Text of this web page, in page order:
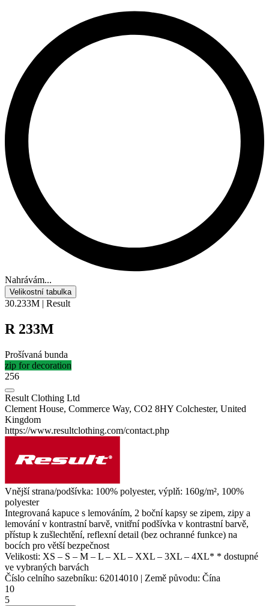
Nahrávám...
Velikostní tabulka
30.233M | Result
R 233M
Prošívaná bunda
zip for decoration
256
Result Clothing Ltd
Clement House, Commerce Way, CO2 8HY Colchester, United
Kingdom
https://www.resultclothing.com/contact.php
Vnější strana/podšívka: 100% polyester, výplň: 160g/m², 100%
polyester
Integrovaná kapuce s lemováním, 2 boční kapsy se zipem, zipy a
lemování v kontrastní barvě, vnitřní podšívka v kontrastní barvě,
přístup k zušlechtění, reflexní detail (bez ochranné funkce) na
bocích pro větší bezpečnost
Velikosti: XS – S – M – L – XL – XXL – 3XL – 4XL* * dostupné
ve vybraných barvách
Číslo celního sazebníku: 62014010 | Země původu: Čína
10
5